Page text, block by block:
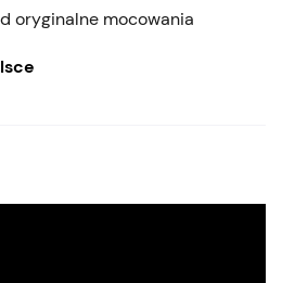
oryginalne mocowania